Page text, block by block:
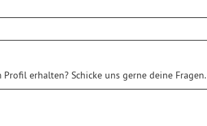
erhalten? Schicke uns gerne deine Fragen.